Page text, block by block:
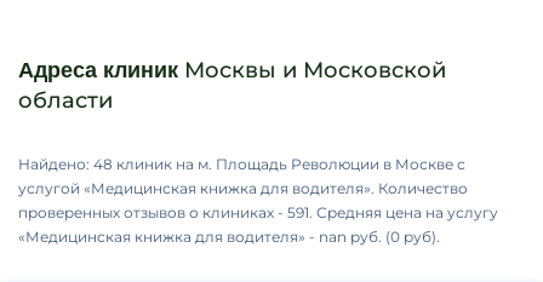
Адреса клиник Москвы и Московской
области
Найдено: 48 клиник на м. Площадь Революции в Москве с
услугой «Медицинская книжка для водителя». Количество
проверенных отзывов о клиниках - 591. Средняя цена на услугу
«Медицинская книжка для водителя» - nan руб. (0 руб).